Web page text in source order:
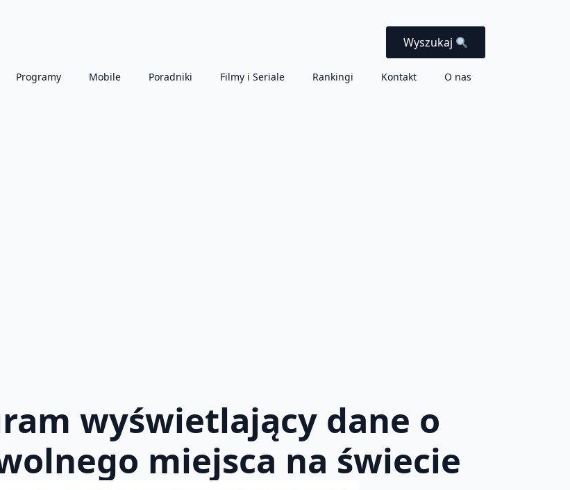
Wyszukaj
Programy Mobile Poradniki Filmy i Seriale Rankingi Kontakt O nas
wyświetlający dane o
miejsca na świecie